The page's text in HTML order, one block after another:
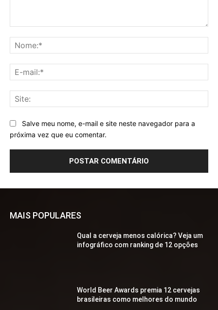
Salve meu nome, e-mail e site neste navegador para a
próxima vez que eu comentar.
MAIS POPULARES
Qual a cerveja menos calórica? Veja um
infográfico com ranking de 12 opções
World Beer Awards premia 12 cervejas
brasileiras como melhores do mundo